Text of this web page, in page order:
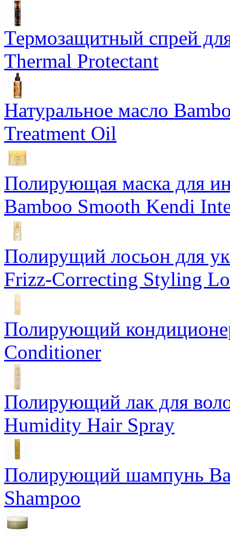
Термозащитный спрей
Thermal Protectant
Натуральное масло
Treatment Oil
Полирующая маска для
Bamboo Smooth Kendi
Полирущий лосьон для
Frizz-Correcting Styling
Полирующий
Conditioner
Полирующий лак для
Humidity Hair Spray
Полирующий шампунь
Shampoo